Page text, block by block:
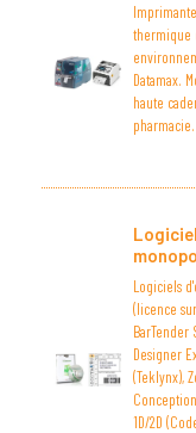
thermique
Datamax.
haute
pharmacie.
Logiciels
(licence
BarTender
Designer
(Teklynx),
1D/2D